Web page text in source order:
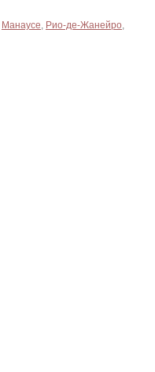
Манаусе, Рио-де-Жанейро,